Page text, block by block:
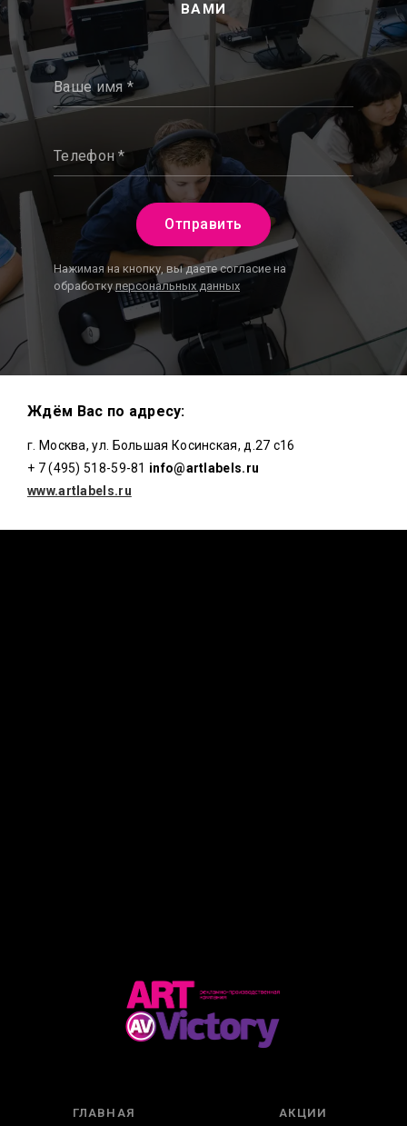
ВАМИ
Ваше имя *
Телефон *
Отправить
Нажимая на кнопку, вы даете согласие на
обработку персональных данных
Ждём Вас по адресу:
г. Москва, ул. Большая Косинская, д.27 с16
+ 7 (495) 518-59-81 info@artlabels.ru
www.artlabels.ru
ГЛАВНАЯ АКЦИИ